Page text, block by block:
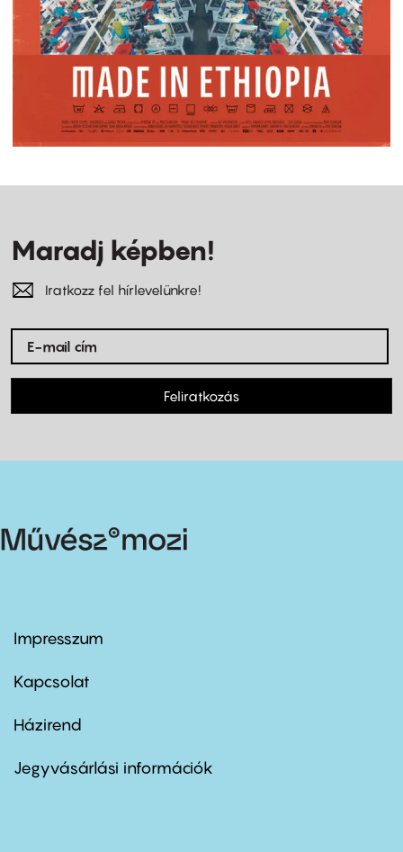
Maradj képben!
Iratkozz fel hírlevelünkre!
Feliratkozás
Footer
first
Impresszum
Kapcsolat
Footer
second
Házirend
Jegyvásárlási információk